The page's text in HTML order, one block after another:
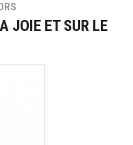
JOIE ET SUR LE